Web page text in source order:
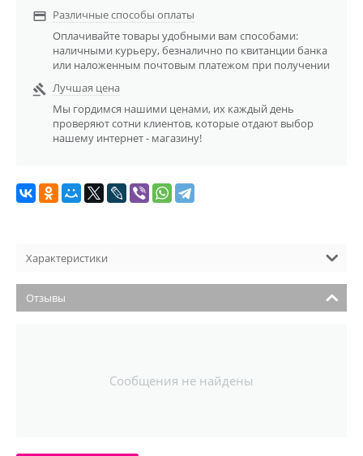
 Различные способы оплаты
Оплачивайте товары удобными вам способами:
наличными курьеру, безналично по квитанции банка
или наложенным почтовым платежом при получении

Лучшая цена
Мы гордимся нашими ценами, их каждый день
проверяют сотни клиентов, которые отдают выбор
нашему интернет - магазину!
Характеристики
Отзывы
Сообщения не найдены